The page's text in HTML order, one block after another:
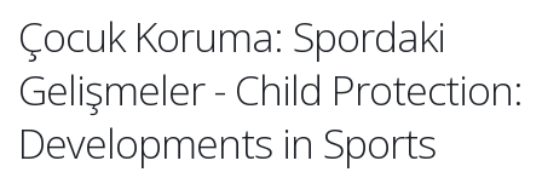
Çocuk Koruma: Spordaki
Gelişmeler - Child Protection:
Developments in Sports